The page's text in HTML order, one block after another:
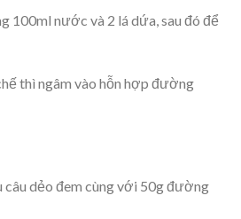
100ml nước và 2 lá dứa, sau đó để
thì ngâm vào hỗn hợp đường
câu dẻo đem cùng với 50g đường